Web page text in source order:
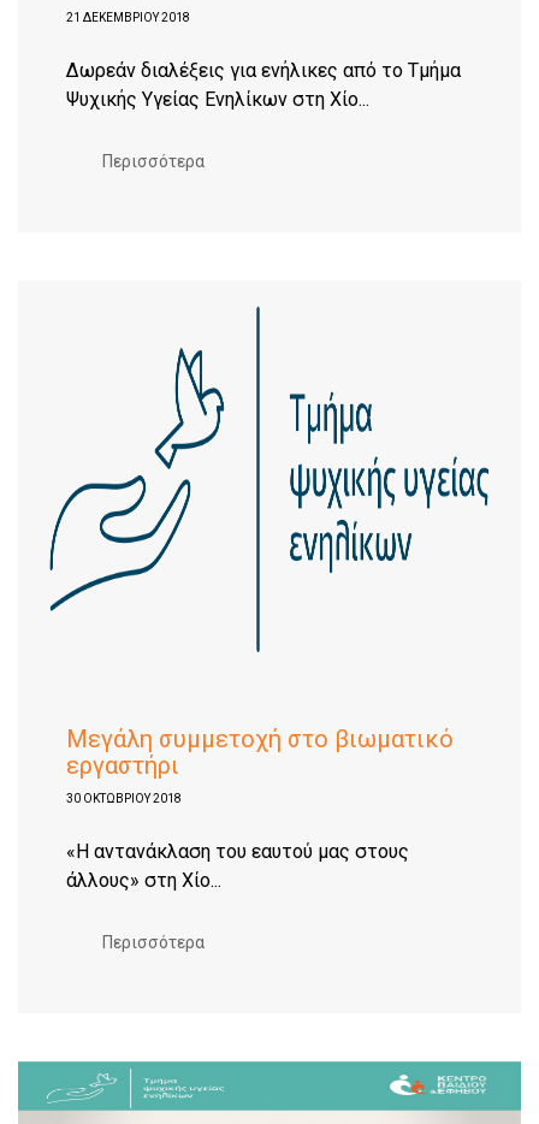
21 ΔΕΚΕΜΒΡΊΟΥ 2018
Δωρεάν διαλέξεις για ενήλικες από το Τμήμα
Ψυχικής Υγείας Ενηλίκων στη Χίο...
Περισσότερα
Μεγάλη συμμετοχή στο βιωματικό
εργαστήρι
30 ΟΚΤΩΒΡΊΟΥ 2018
«H αντανάκλαση του εαυτού μας στους
άλλους» στη Χίο...
Περισσότερα